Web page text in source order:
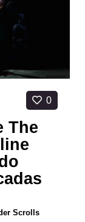
0
The
Scrolls